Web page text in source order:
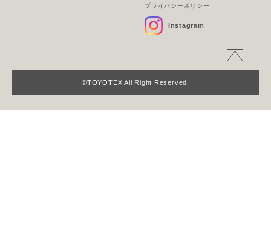
プライバシーポリシー
Instagram
©TOYOTEX All Right Reserved.